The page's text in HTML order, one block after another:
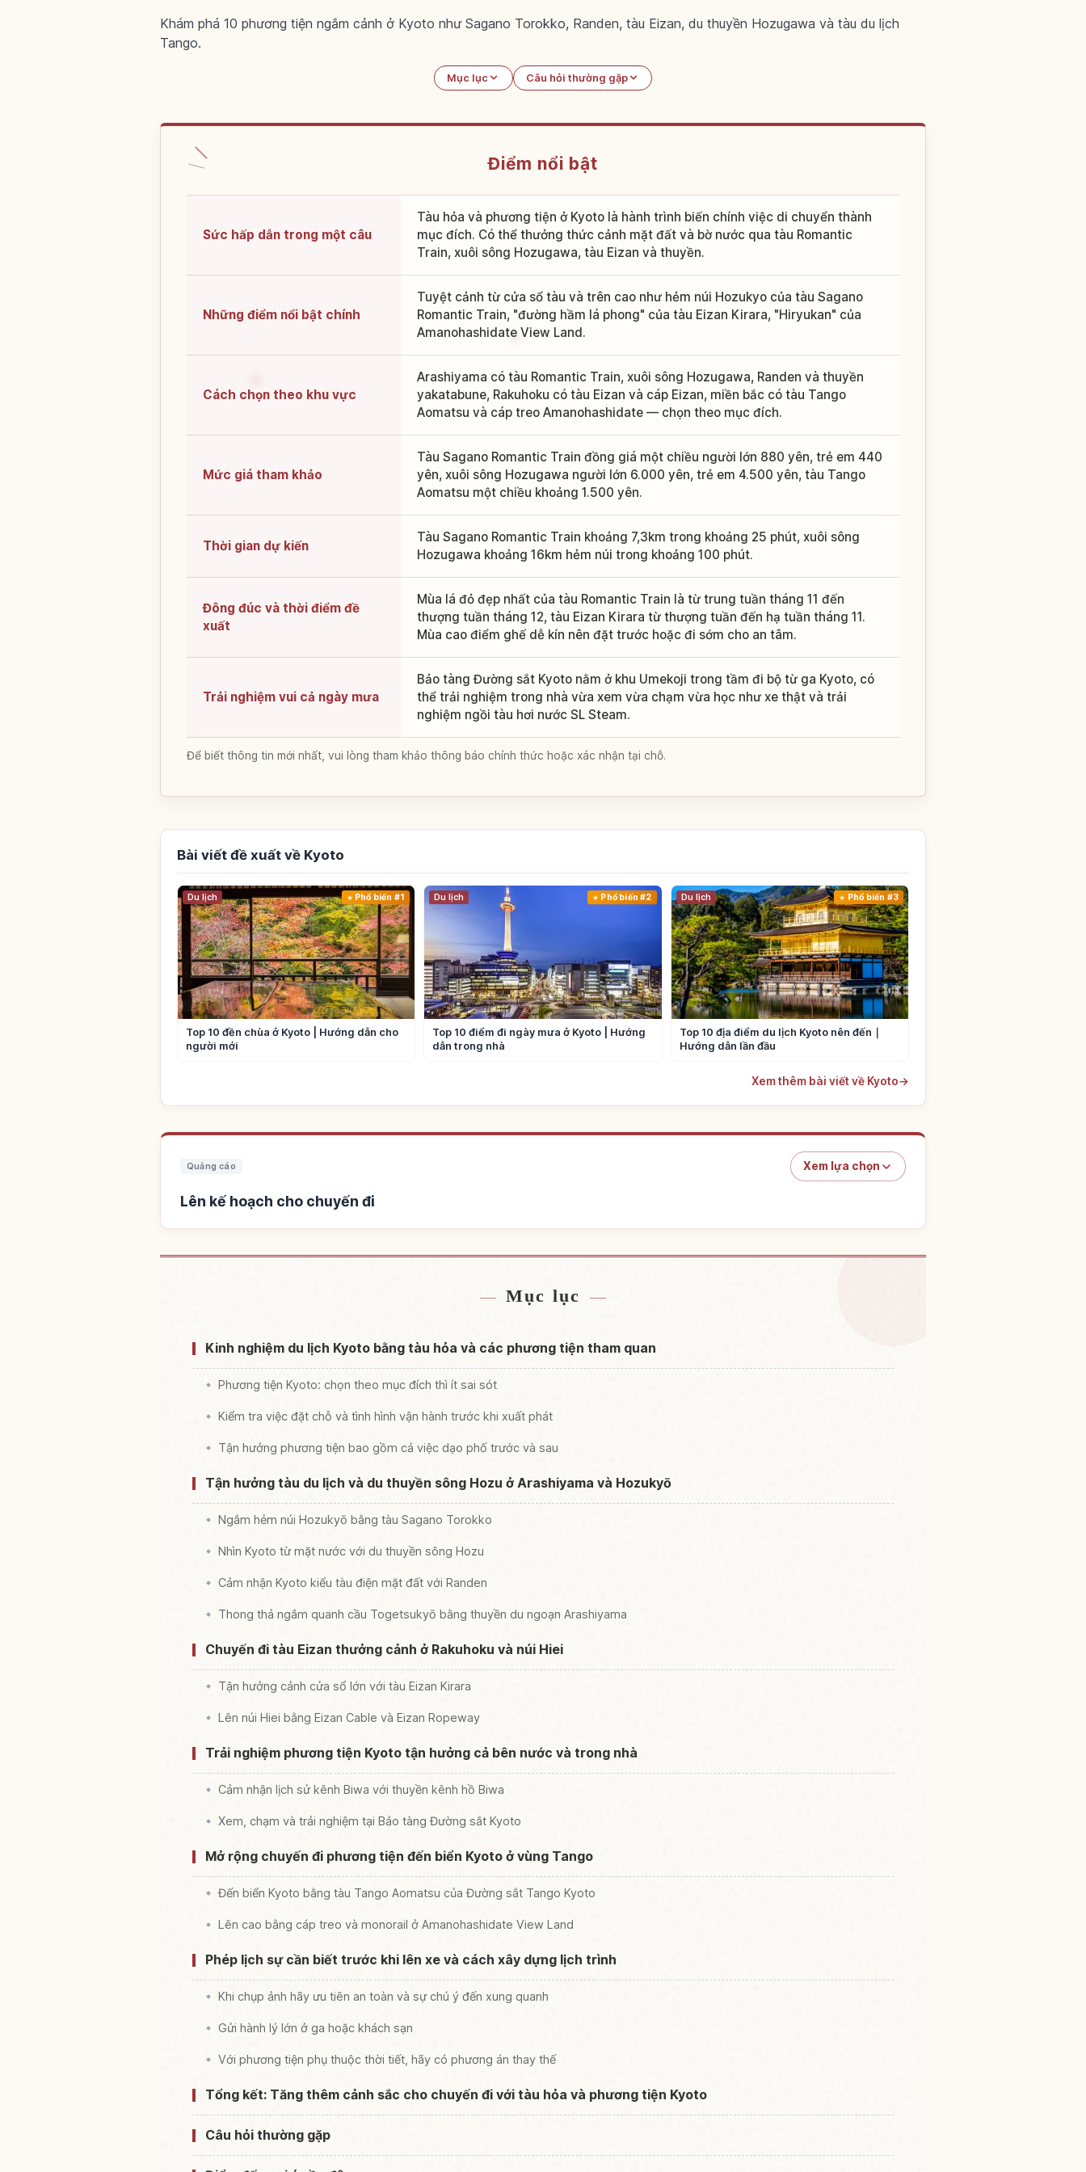
Khám phá 10 phương tiện ngắm cảnh ở Kyoto như Sagano Torokko, Randen, tàu Eizan, du thuyền Hozugawa và tàu du lịch
Tango.
Mục lục Câu hỏi thường gặp
Điểm nổi bật
Sức hấp dẫn trong một câu
Tàu hỏa và phương tiện ở Kyoto là hành trình biến chính việc di chuyển thành
mục đích. Có thể thưởng thức cảnh mặt đất và bờ nước qua tàu Romantic
Train, xuôi sông Hozugawa, tàu Eizan và thuyền.
Những điểm nổi bật chính
Tuyệt cảnh từ cửa sổ tàu và trên cao như hẻm núi Hozukyo của tàu Sagano
Romantic Train, "đường hầm lá phong" của tàu Eizan Kirara, "Hiryukan" của
Amanohashidate View Land.
Cách chọn theo khu vực
Arashiyama có tàu Romantic Train, xuôi sông Hozugawa, Randen và thuyền
yakatabune, Rakuhoku có tàu Eizan và cáp Eizan, miền bắc có tàu Tango
Aomatsu và cáp treo Amanohashidate — chọn theo mục đích.
Mức giá tham khảo
Tàu Sagano Romantic Train đồng giá một chiều người lớn 880 yên, trẻ em 440
yên, xuôi sông Hozugawa người lớn 6.000 yên, trẻ em 4.500 yên, tàu Tango
Aomatsu một chiều khoảng 1.500 yên.
Thời gian dự kiến
Tàu Sagano Romantic Train khoảng 7,3km trong khoảng 25 phút, xuôi sông
Hozugawa khoảng 16km hẻm núi trong khoảng 100 phút.
Đông đúc và thời điểm đề
xuất
Mùa lá đỏ đẹp nhất của tàu Romantic Train là từ trung tuần tháng 11 đến
thượng tuần tháng 12, tàu Eizan Kirara từ thượng tuần đến hạ tuần tháng 11.
Mùa cao điểm ghế dễ kín nên đặt trước hoặc đi sớm cho an tâm.
Trải nghiệm vui cả ngày mưa
Bảo tàng Đường sắt Kyoto nằm ở khu Umekoji trong tầm đi bộ từ ga Kyoto, có
thể trải nghiệm trong nhà vừa xem vừa chạm vừa học như xe thật và trải
nghiệm ngồi tàu hơi nước SL Steam.
Để biết thông tin mới nhất, vui lòng tham khảo thông báo chính thức hoặc xác nhận tại chỗ.
Bài viết đề xuất về Kyoto
Du lịch Phổ biến #1
Top 10 đền chùa ở Kyoto | Hướng dẫn cho
người mới
Du lịch Phổ biến #2
Top 10 điểm đi ngày mưa ở Kyoto | Hướng
dẫn trong nhà
Du lịch Phổ biến #3
Top 10 địa điểm du lịch Kyoto nên đến｜
Hướng dẫn lần đầu
Xem thêm bài viết về Kyoto→
Quảng cáo Xem lựa chọn
Lên kế hoạch cho chuyến đi
Mục lục
Kinh nghiệm du lịch Kyoto bằng tàu hỏa và các phương tiện tham quan
Phương tiện Kyoto: chọn theo mục đích thì ít sai sót
Kiểm tra việc đặt chỗ và tình hình vận hành trước khi xuất phát
Tận hưởng phương tiện bao gồm cả việc dạo phố trước và sau
Tận hưởng tàu du lịch và du thuyền sông Hozu ở Arashiyama và Hozukyō
Ngắm hẻm núi Hozukyō bằng tàu Sagano Torokko
Nhìn Kyoto từ mặt nước với du thuyền sông Hozu
Cảm nhận Kyoto kiểu tàu điện mặt đất với Randen
Thong thả ngắm quanh cầu Togetsukyō bằng thuyền du ngoạn Arashiyama
Chuyến đi tàu Eizan thưởng cảnh ở Rakuhoku và núi Hiei
Tận hưởng cảnh cửa sổ lớn với tàu Eizan Kirara
Lên núi Hiei bằng Eizan Cable và Eizan Ropeway
Trải nghiệm phương tiện Kyoto tận hưởng cả bên nước và trong nhà
Cảm nhận lịch sử kênh Biwa với thuyền kênh hồ Biwa
Xem, chạm và trải nghiệm tại Bảo tàng Đường sắt Kyoto
Mở rộng chuyến đi phương tiện đến biển Kyoto ở vùng Tango
Đến biển Kyoto bằng tàu Tango Aomatsu của Đường sắt Tango Kyoto
Lên cao bằng cáp treo và monorail ở Amanohashidate View Land
Phép lịch sự cần biết trước khi lên xe và cách xây dựng lịch trình
Khi chụp ảnh hãy ưu tiên an toàn và sự chú ý đến xung quanh
Gửi hành lý lớn ở ga hoặc khách sạn
Với phương tiện phụ thuộc thời tiết, hãy có phương án thay thế
Tổng kết: Tăng thêm cảnh sắc cho chuyến đi với tàu hỏa và phương tiện Kyoto
Câu hỏi thường gặp